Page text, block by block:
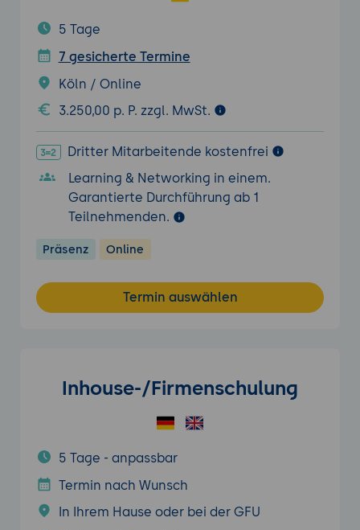
5 Tage
7 gesicherte Termine
Köln / Online
3.250,00 p. P. zzgl. MwSt.
Dritter Mitarbeitende kostenfrei
Learning & Networking in einem.
Garantierte Durchführung ab 1
Teilnehmenden.
Präsenz Online
Termin auswählen
Inhouse-/Firmenschulung
5 Tage - anpassbar
Termin nach Wunsch
In Ihrem Hause oder bei der GFU